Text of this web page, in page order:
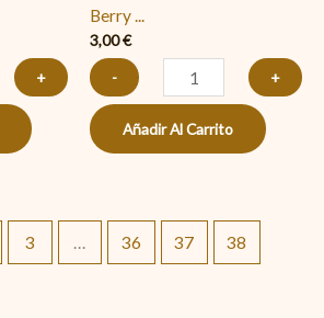
+
Berry ...
3,00€
-
+
Añadir Al Carrito
3 … 36 37 38